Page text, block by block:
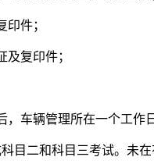
印件；
及复印件；
，车辆管理所在一个工
目二和科目三考试。未